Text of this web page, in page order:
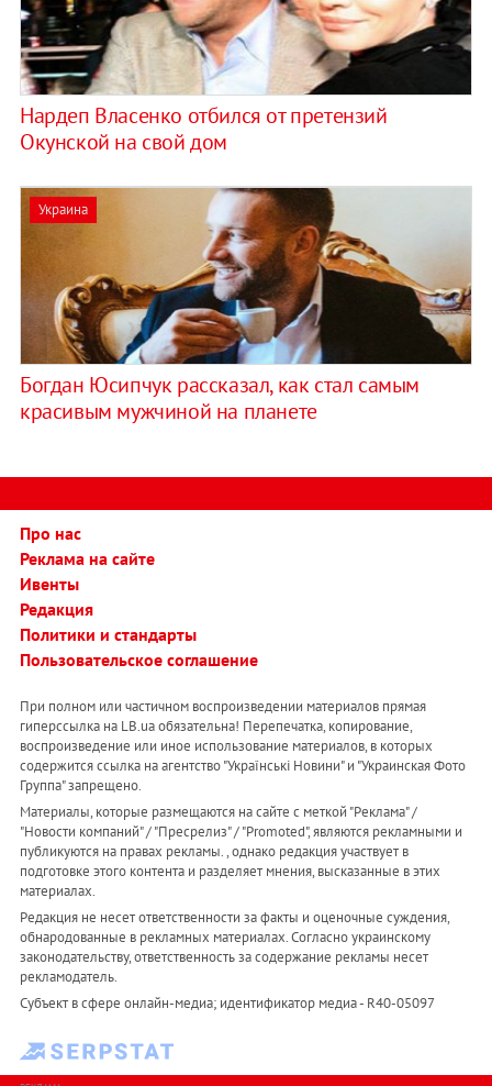
Нардеп Власенко отбился от претензий
Окунской на свой дом
Украина
Богдан Юсипчук рассказал, как стал самым
красивым мужчиной на планете
Про нас
Реклама на сайте
Ивенты
Редакция
Политики и стандарты
Пользовательское соглашение
При полном или частичном воспроизведении материалов прямая
гиперссылка на LB.ua обязательна! Перепечатка, копирование,
воспроизведение или иное использование материалов, в которых
содержится ссылка на агентство "Українськi Новини" и "Украинская Фото
Группа" запрещено.
Материалы, которые размещаются на сайте с меткой "Реклама" /
"Новости компаний" / "Пресрелиз" / "Promoted", являются рекламными и
публикуются на правах рекламы. , однако редакция участвует в
подготовке этого контента и разделяет мнения, высказанные в этих
материалах.
Редакция не несет ответственности за факты и оценочные суждения,
обнародованные в рекламных материалах. Согласно украинскому
законодательству, ответственность за содержание рекламы несет
рекламодатель.
Субъект в сфере онлайн-медиа; идентификатор медиа - R40-05097